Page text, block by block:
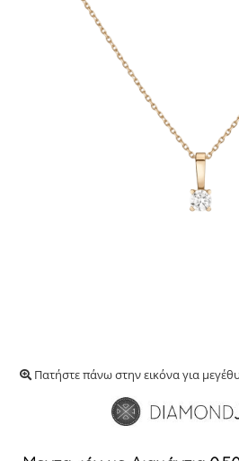
Πατήστε πάνω στην εικόνα για